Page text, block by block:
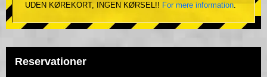
UDEN KØREKORT, INGEN KØRSEL!! For mere information.
Reservationer